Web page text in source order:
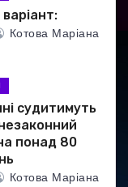
Котова Маріана
судитимуть
понад 80
Котова Маріана